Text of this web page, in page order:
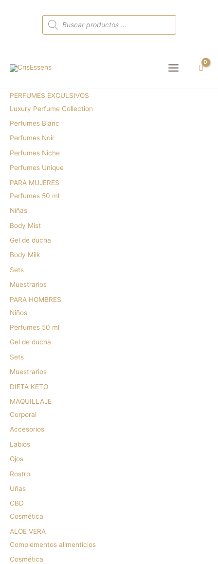
Búsqueda
de
productos
Main
PERFUMES EXCULSIVOS
Luxury Perfume Collection
Perfumes Blanc
Perfumes Noir
Perfumes Niche
Perfumes Unique
PARA MUJERES
Perfumes 50 ml
Niñas
Body Mist
Gel de ducha
Body Milk
Sets
Muestrarios
PARA HOMBRES
Niños
Perfumes 50 ml
Gel de ducha
Sets
Muestrarios
DIETA KETO
MAQUILLAJE
Corporal
Accesorios
Labios
Ojos
Rostro
Uñas
CBD
Cosmética
ALOE VERA
Complementos alimenticios
Cosmética